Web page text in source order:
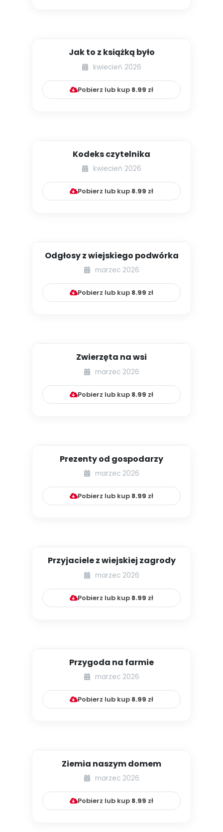
Jak to z książką było
kwiecień 2026
Pobierz lub kup 8.99 zł
Kodeks czytelnika
kwiecień 2026
Pobierz lub kup 8.99 zł
Odgłosy z wiejskiego podwórka
marzec 2026
Pobierz lub kup 8.99 zł
Zwierzęta na wsi
marzec 2026
Pobierz lub kup 8.99 zł
Prezenty od gospodarzy
marzec 2026
Pobierz lub kup 8.99 zł
Przyjaciele z wiejskiej zagrody
marzec 2026
Pobierz lub kup 8.99 zł
Przygoda na farmie
marzec 2026
Pobierz lub kup 8.99 zł
Ziemia naszym domem
marzec 2026
Pobierz lub kup 8.99 zł